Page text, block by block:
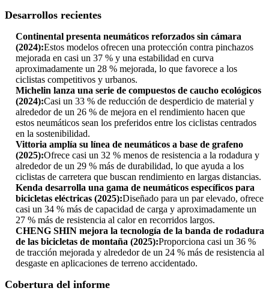
Desarrollos recientes
Continental presenta neumáticos reforzados sin cámara
(2024):Estos modelos ofrecen una protección contra pinchazos
mejorada en casi un 37 % y una estabilidad en curva
aproximadamente un 28 % mejorada, lo que favorece a los
ciclistas competitivos y urbanos.
Michelin lanza una serie de compuestos de caucho ecológicos
(2024):Casi un 33 % de reducción de desperdicio de material y
alrededor de un 26 % de mejora en el rendimiento hacen que
estos neumáticos sean los preferidos entre los ciclistas centrados
en la sostenibilidad.
Vittoria amplía su línea de neumáticos a base de grafeno
(2025):Ofrece casi un 32 % menos de resistencia a la rodadura y
alrededor de un 29 % más de durabilidad, lo que ayuda a los
ciclistas de carretera que buscan rendimiento en largas distancias.
Kenda desarrolla una gama de neumáticos específicos para
bicicletas eléctricas (2025):Diseñado para un par elevado, ofrece
casi un 34 % más de capacidad de carga y aproximadamente un
27 % más de resistencia al calor en recorridos largos.
CHENG SHIN mejora la tecnología de la banda de rodadura
de las bicicletas de montaña (2025):Proporciona casi un 36 %
de tracción mejorada y alrededor de un 24 % más de resistencia al
desgaste en aplicaciones de terreno accidentado.
Cobertura del informe